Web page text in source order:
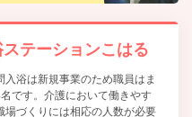
テーションこはる
入浴は新規事業のため職員はま
です。介護において働きやす
場づくりには相応の人数が必要